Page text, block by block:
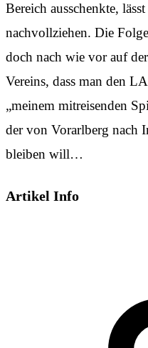
Bereich ausschenkte,
nachvollziehen. Die
doch nach wie vor auf
Vereins, dass man den
„meinem mitreisenden
der von Vorarlberg nach
bleiben will…
Artikel Info